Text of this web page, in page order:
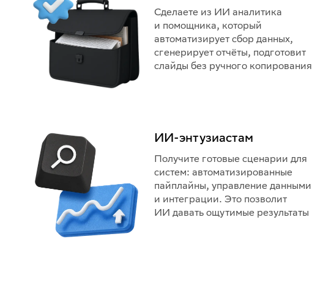
Сделаете из ИИ аналитика
и помощника, который
автоматизирует сбор данных,
сгенерирует отчёты, подготовит
слайды без ручного копирования
ИИ-энтузиастам
Получите готовые сценарии для
систем: автоматизированные
пайплайны, управление данными
и интеграции. Это позволит
ИИ давать ощутимые результаты